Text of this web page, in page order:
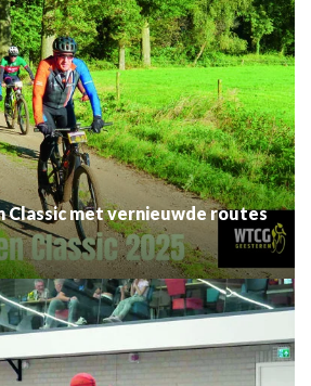
Vasser Heuvelen Classic met vernieuwde routes